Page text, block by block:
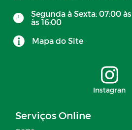
Segunda à Sexta: 07:00 às
às 16:00
Mapa do Site
Instagran
Serviços Online